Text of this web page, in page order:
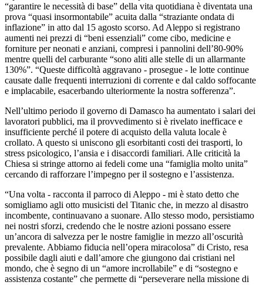
“garantire le necessità di base” della vita quotidiana è diventata una
prova “quasi insormontabile” acuita dalla “straziante ondata di
inflazione” in atto dal 15 agosto scorso. Ad Aleppo si registrano
aumenti nei prezzi di “beni essenziali” come cibo, medicine e
forniture per neonati e anziani, compresi i pannolini dell’80-90%
mentre quelli del carburante “sono aliti alle stelle di un allarmante
130%”. “Queste difficoltà aggravano - prosegue - le lotte continue
causate dalle frequenti interruzioni di corrente e dal caldo soffocante
e implacabile, esacerbando ulteriormente la nostra sofferenza”.
Nell’ultimo periodo il governo di Damasco ha aumentato i salari dei
lavoratori pubblici, ma il provvedimento si è rivelato inefficace e
insufficiente perché il potere di acquisto della valuta locale è
crollato. A questo si uniscono gli esorbitanti costi dei trasporti, lo
stress psicologico, l’ansia e i disaccordi familiari. Alle criticità la
Chiesa si stringe attorno ai fedeli come una “famiglia molto unita”
cercando di rafforzare l’impegno per il sostegno e l’assistenza.
“Una volta - racconta il parroco di Aleppo - mi è stato detto che
somigliamo agli otto musicisti del Titanic che, in mezzo al disastro
incombente, continuavano a suonare. Allo stesso modo, persistiamo
nei nostri sforzi, credendo che le nostre azioni possano essere
un’ancora di salvezza per le nostre famiglie in mezzo all’oscurità
prevalente. Abbiamo fiducia nell’opera miracolosa” di Cristo, resa
possibile dagli aiuti e dall’amore che giungono dai cristiani nel
mondo, che è segno di un “amore incrollabile” e di “sostegno e
assistenza costante” che permette di “perseverare nella missione di